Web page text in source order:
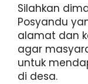
Silahkan
Posyandu
alamat dan
agar
untuk
di desa.